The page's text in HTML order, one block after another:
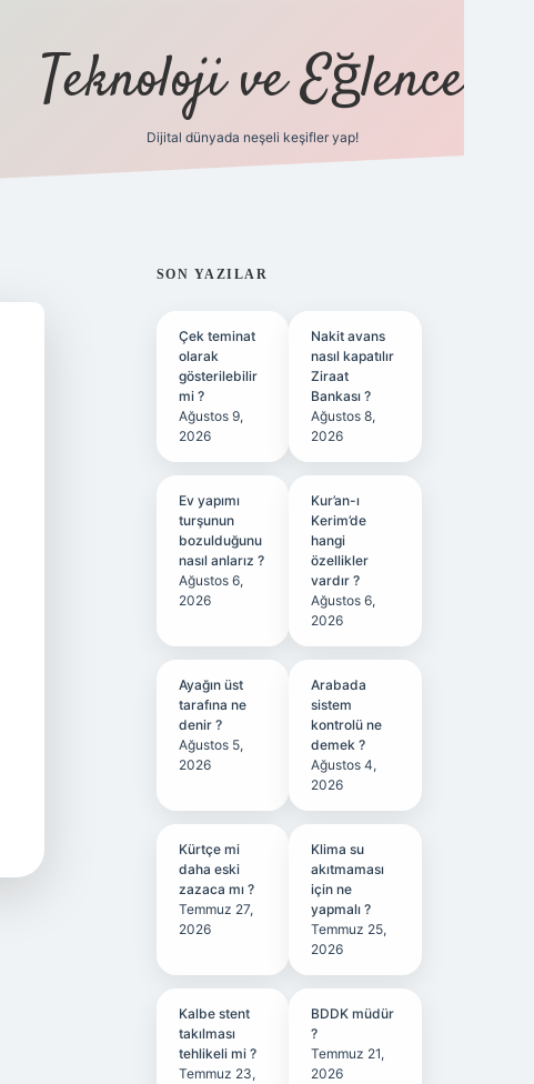
Teknoloji ve Eğlence
Dijital dünyada neşeli keşifler yap!
SIDEBAR
SON YAZILAR
Çek teminat
olarak
gösterilebilir
mi ?
Ağustos 9,
2026
Nakit avans
nasıl kapatılır
Ziraat
Bankası ?
Ağustos 8,
2026
Ev yapımı
turşunun
bozulduğunu
nasıl anlarız ?
Ağustos 6,
2026
Kur’an-ı
Kerim’de
hangi
özellikler
vardır ?
Ağustos 6,
2026
Ayağın üst
tarafına ne
denir ?
Ağustos 5,
2026
Arabada
sistem
kontrolü ne
demek ?
Ağustos 4,
2026
Kürtçe mi
daha eski
zazaca mı ?
Temmuz 27,
2026
Klima su
akıtmaması
için ne
yapmalı ?
Temmuz 25,
2026
Kalbe stent
takılması
tehlikeli mi ?
Temmuz 23,
BDDK müdür
?
Temmuz 21,
2026